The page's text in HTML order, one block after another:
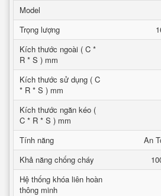
Model
Trọng lượng
Kích thước ngoài ( C *
R * S ) mm
Kích thước sử dụng ( C
* R * S ) mm
Kích thước ngăn kéo (
C * R * S ) mm
Tính năng
An
Khả năng chống cháy
Hệ thống khóa liên hoàn
thông minh